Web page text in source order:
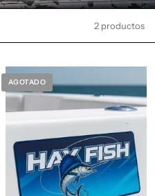
2 productos
AGOTADO